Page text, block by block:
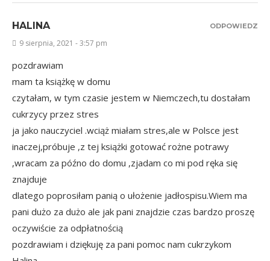
HALINA
9 sierpnia, 2021 - 3:57 pm
pozdrawiam
mam ta książkę w domu
czytałam, w tym czasie jestem w Niemczech,tu dostałam
cukrzycy przez stres
ja jako nauczyciel .wciąż miałam stres,ale w Polsce jest
inaczej,próbuje ,z tej książki gotować rożne potrawy
,wracam za późno do domu ,zjadam co mi pod ręka się
znajduje
dlatego poprosiłam panią o ułożenie jadłospisu.Wiem ma
pani dużo za dużo ale jak pani znajdzie czas bardzo proszę
oczywiście za odpłatnością
pozdrawiam i dziękuję za pani pomoc nam cukrzykom
ODPOWIEDZ